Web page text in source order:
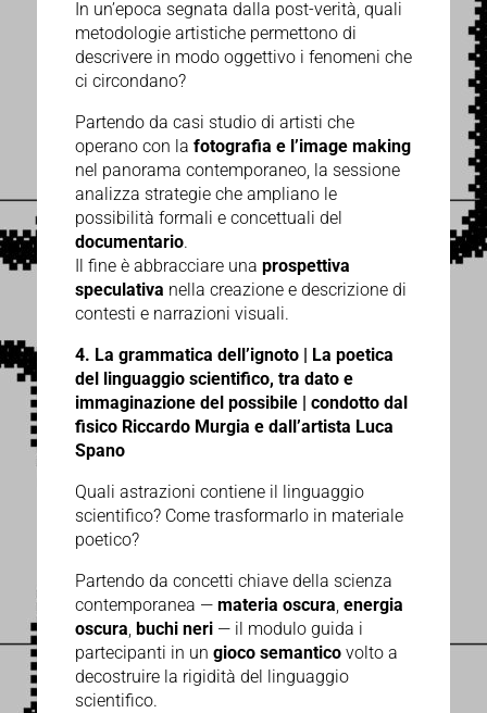
In un’epoca segnata dalla post-verità, quali
metodologie artistiche permettono di
descrivere in modo oggettivo i fenomeni che
ci circondano?
Partendo da casi studio di artisti che
operano con la fotografia e l’image making
nel panorama contemporaneo, la sessione
analizza strategie che ampliano le
possibilità formali e concettuali del
documentario.
Il fine è abbracciare una prospettiva
speculativa nella creazione e descrizione di
contesti e narrazioni visuali.
4. La grammatica dell’ignoto | La poetica
del linguaggio scientifico, tra dato e
immaginazione del possibile | condotto dal
fisico Riccardo Murgia e dall’artista Luca
Spano
Quali astrazioni contiene il linguaggio
scientifico? Come trasformarlo in materiale
poetico?
Partendo da concetti chiave della scienza
contemporanea — materia oscura, energia
oscura, buchi neri— il modulo guida i
partecipanti in un gioco semanticovolto a
decostruire la rigidità del linguaggio
scientifico.